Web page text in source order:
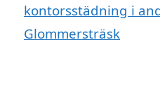
kontorsstädning i
Glommersträsk